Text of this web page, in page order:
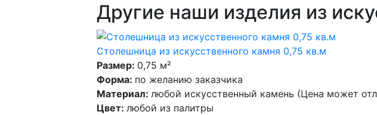
Другие наши изделия из
Столешница из искусственного камня 0,75 кв.м
Размер: 0,75 м²
Форма: по желанию заказчика
Материал: любой искусственный камень (Цена может
Цвет: любой из палитры